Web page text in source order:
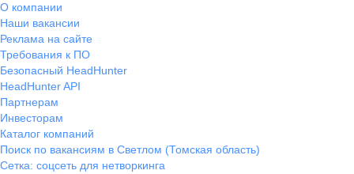
О компании
Наши вакансии
Реклама на сайте
Требования к ПО
Безопасный HeadHunter
HeadHunter API
Партнерам
Инвесторам
Каталог компаний
Поиск по вакансиям в Светлом (Томская область)
Сетка: соцсеть для нетворкинга